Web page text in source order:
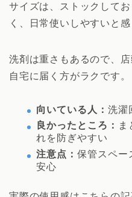
サイズは、ストックして
く、日常使いしやすいと感
洗剤は重さもあるので、
自宅に届く方がラクです。
向いている人： 洗濯
良かったところ： ま
れを防ぎやすい
注意点： 保管スペー
安心